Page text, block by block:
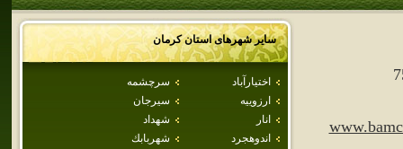
سایر شهرهای استانكرمان
اختيارآباد
سرچشمه
ارزوييه
سيرجان
انار
شهداد
اندوهجرد
شهربابك